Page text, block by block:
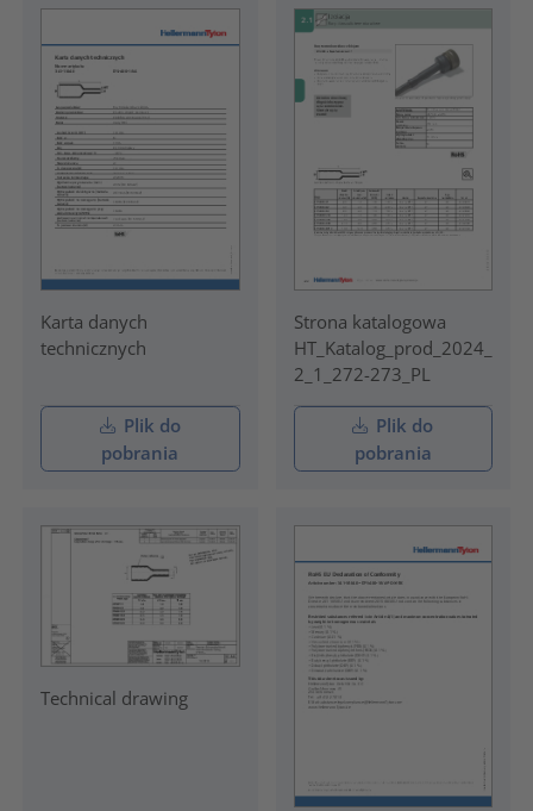
Karta danych
technicznych
Plik do
pobrania
Strona katalogowa
HT_Katalog_prod_2024_
2_1_272-273_PL
Plik do
pobrania
Technical drawing